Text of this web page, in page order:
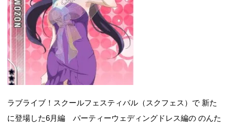
ラブライブ！スクールフェスティバル（スクフェス）で 新た
に登場した6月編 パーティーウェディングドレス編の のんた